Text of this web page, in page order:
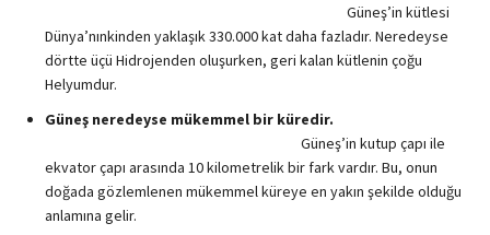
Güneş’in kütlesi
Dünya’nınkinden yaklaşık 330.000 kat daha fazladır. Neredeyse
dörtte üçü Hidrojenden oluşurken, geri kalan kütlenin çoğu
Helyumdur.
Güneş neredeyse mükemmel bir küredir.
Güneş’in kutup çapı ile
ekvator çapı arasında 10 kilometrelik bir fark vardır. Bu, onun
doğada gözlemlenen mükemmel küreye en yakın şekilde olduğu
anlamına gelir.